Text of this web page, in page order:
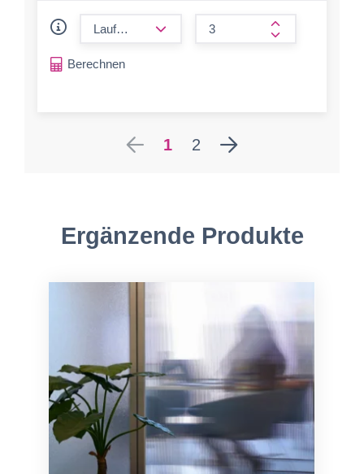
form.increase-
Berechnen
1 2
Ergänzende Produkte